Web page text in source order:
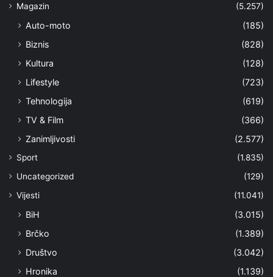
Magazin
(5.257)
Auto-moto
(185)
Biznis
(828)
Kultura
(128)
Lifestyle
(723)
Tehnologija
(619)
TV & Film
(366)
Zanimljivosti
(2.577)
Sport
(1.835)
Uncategorized
(129)
Vijesti
(11.041)
BiH
(3.015)
Brčko
(1.389)
Društvo
(3.042)
Hronika
(1.139)